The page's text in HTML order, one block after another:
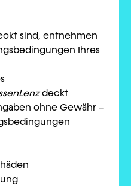
sind, entnehmen
Ihres
deckt
ohne Gewähr –